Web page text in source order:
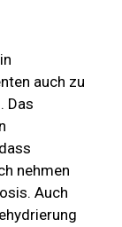
auch zu
Das
nehmen
Auch